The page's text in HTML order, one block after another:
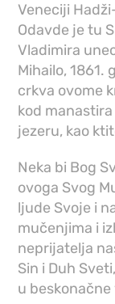
Veneciji
Odavde je tu
Vladimira
Mihailo, 1861.
crkva ovome
kod
jezeru, kao
Neka bi Bog
ovoga Svog
ljude Svoje i
mučenjima i
neprijatelja
Sin i Duh
u